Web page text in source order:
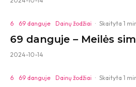
6 69 danguje Dainų žodžiai · Skaityta 1
69 danguje – Meilės
2024-10-14
6 69 danguje Dainų žodžiai · Skaityta 1